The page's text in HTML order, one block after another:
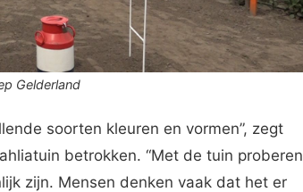
Gelderland
soorten kleuren en vormen”, zegt
betrokken. “Met de tuin proberen
zijn. Mensen denken vaak dat het er